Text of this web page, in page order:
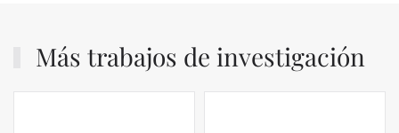
Más trabajos de investigación